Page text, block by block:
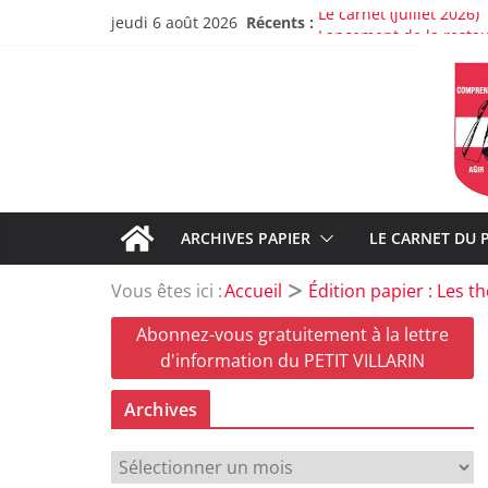
jeudi 6 août 2026 Récents : Le carnet (juillet 2026)
Christine Frasson-
Greg, un pompier
À propos de la
Sur les
ARCHIVES PAPIER LE CARNET DU
Vous êtes ici :Accueil Édition papier : Les
Abonnez-vous gratuitement à la lettre
d'information du PETIT VILLARIN
Archives
A